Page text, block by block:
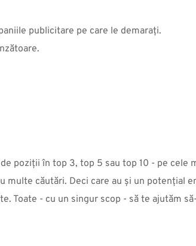
publicitare pe care le demarați.
poziții în top 3, top 5 sau top 10 - pe cele
căutări. Deci care au și un potențial
Toate - cu un singur scop - să te ajutăm